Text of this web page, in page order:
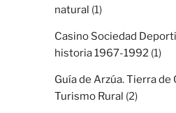
natural (1)
Casino Sociedad
historia 1967-1992 (1)
Guía de Arzúa. Tierra de
Turismo Rural (2)